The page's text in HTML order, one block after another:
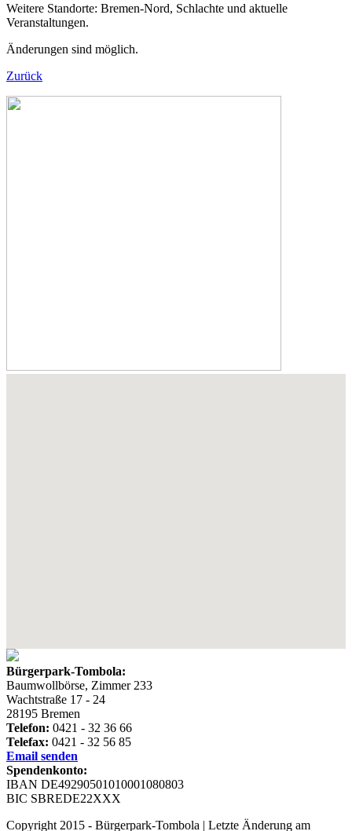
Weitere Standorte: Bremen-Nord, Schlachte und aktuelle
Veranstaltungen.
Änderungen sind möglich.
Zurück
Bürgerpark-Tombola:
Baumwollbörse, Zimmer 233
Wachtstraße 17 - 24
28195 Bremen
Telefon: 0421 - 32 36 66
Telefax: 0421 - 32 56 85
Email senden
Spendenkonto:
IBAN DE49290501010001080803
BIC SBREDE22XXX
Copyright 2015 - Bürgerpark-Tombola | Letzte Änderung am